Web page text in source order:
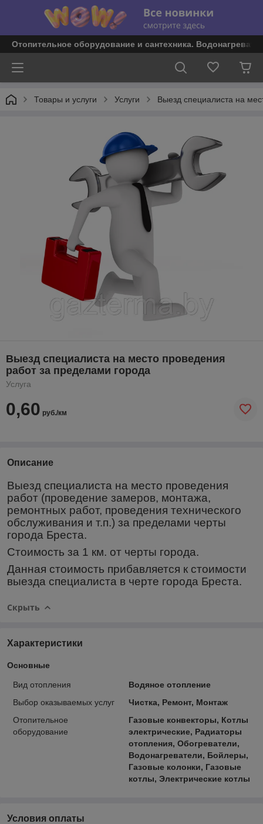
Отопительное оборудование и сантехника.
Товары и услуги Услуги Выезд специалиста на
Выезд специалиста на место проведения
работ за пределами города
Услуга
0,60 руб./км
Описание
Выезд специалиста на место проведения
работ (проведение замеров, монтажа,
ремонтных работ, проведения технического
обслуживания и т.п.) за пределами черты
города Бреста.
Стоимость за 1 км. от черты города.
Данная стоимость прибавляется к стоимости
выезда специалиста в черте города Бреста.
Скрыть
Характеристики
Основные
Вид отопления
Водяное отопление
Выбор оказываемых услуг
Чистка, Ремонт, Монтаж
Отопительное
оборудование
Газовые конвекторы, Котлы
электрические, Радиаторы
отопления, Обогреватели,
Водонагреватели, Бойлеры,
Газовые колонки, Газовые
котлы, Электрические котлы
Условия оплаты